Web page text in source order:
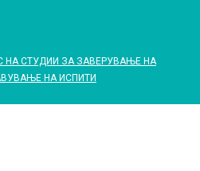
НА СТУДИИ ЗА ЗАВЕРУВАЊЕ НА
НА ИСПИТИ